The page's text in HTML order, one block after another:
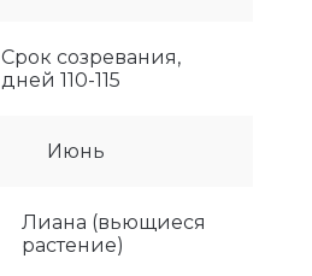
Срок созревания,
дней 110-115
Июнь
Лиана (вьющиеся
растение)